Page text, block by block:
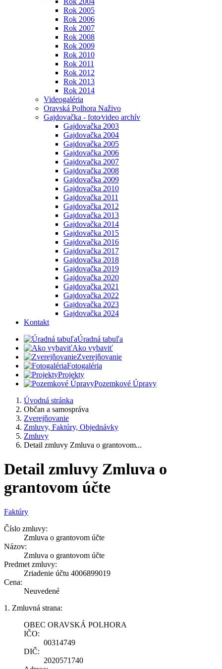
Rok 2005
Rok 2006
Rok 2007
Rok 2008
Rok 2009
Rok 2010
Rok 2011
Rok 2012
Rok 2013
Rok 2014
Videogaléria
Oravská Polhora Naživo
Gajdovačka - foto⁄video archív
Gajdovačka 2003
Gajdovačka 2004
Gajdovačka 2005
Gajdovačka 2006
Gajdovačka 2007
Gajdovačka 2008
Gajdovačka 2009
Gajdovačka 2010
Gajdovačka 2011
Gajdovačka 2012
Gajdovačka 2013
Gajdovačka 2014
Gajdovačka 2015
Gajdovačka 2016
Gajdovačka 2017
Gajdovačka 2018
Gajdovačka 2019
Gajdovačka 2020
Gajdovačka 2021
Gajdovačka 2022
Gajdovačka 2023
Gajdovačka 2024
Kontakt
Úradná tabuľa
Ako vybaviť
Zverejňovanie
Fotogaléria
Projekty
Pozemkové Úpravy
Úvodná stránka
Občan a samospráva
Zverejňovanie
Zmluvy, Faktúry, Objednávky
Zmluvy
Detail zmluvy Zmluva o grantovom...
Detail zmluvy Zmluva o
grantovom účte
Faktúry
Číslo zmluvy:
Zmluva o grantovom účte
Názov:
Zmluva o grantovom účte
Predmet zmluvy:
Zriadenie účtu 4006899019
Cena:
Neuvedené
1. Zmluvná strana:
OBEC ORAVSKÁ POLHORA
IČO:
00314749
DIČ:
2020571740